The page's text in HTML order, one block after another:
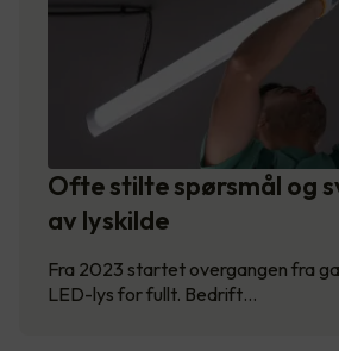
Ofte stilte spørsmål og
av lyskilde
Fra 2023 startet overgangen fra
LED-lys for fullt. Bedrift…